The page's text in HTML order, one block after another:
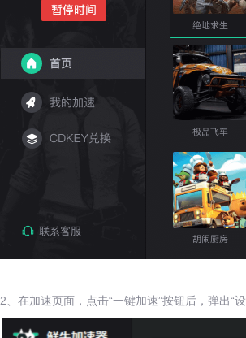
2、在加速页面，点击“一键加速”按钮后，弹出“